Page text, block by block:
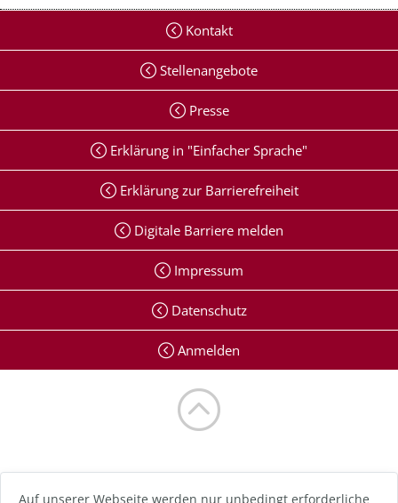
Auf unserer Webseite werden nur unbedingt erforderliche
Kontakt
Stellenangebote
Presse
Erklärung in "Einfacher Sprache"
Erklärung zur Barrierefreiheit
Digitale Barriere melden
Impressum
Datenschutz
Anmelden